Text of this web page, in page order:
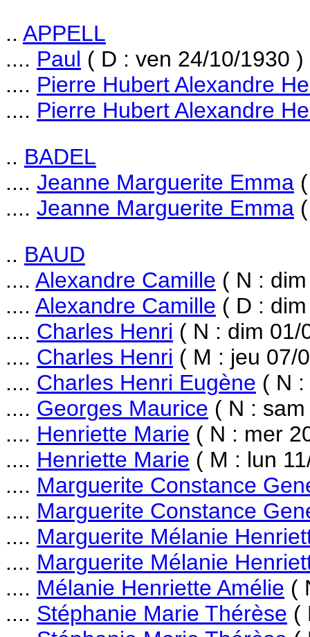
.. APPELL
.... Paul ( D : ven 24/10/1930 )
.... Pierre Hubert Alexandre
.... Pierre Hubert Alexandre
.. BADEL
.... Jeanne Marguerite Emma
.... Jeanne Marguerite Emma
.. BAUD
.... Alexandre Camille ( N :
.... Alexandre Camille ( D :
.... Charles Henri ( N : dim 01/
.... Charles Henri ( M : jeu 07/
.... Charles Henri Eugène ( N
.... Georges Maurice ( N :
.... Henriette Marie ( N : mer
.... Henriette Marie ( M : lun
.... Marguerite Constance
.... Marguerite Constance
.... Marguerite Mélanie
.... Marguerite Mélanie
.... Mélanie Henriette Amélie (
.... Stéphanie Marie Thérèse (